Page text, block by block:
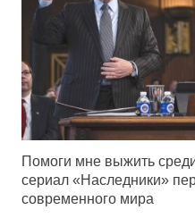
Помоги мне выжить
сериал «Наследники»
современного мира